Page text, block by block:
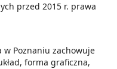
przed 2015 r. prawa
Poznaniu zachowuje
forma graficzna,